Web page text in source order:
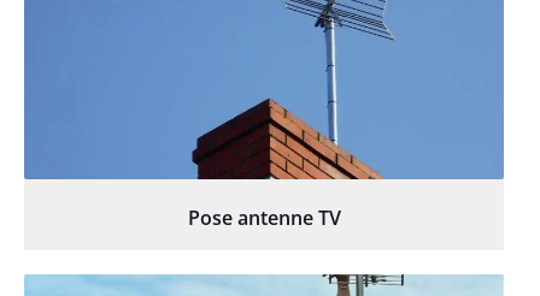
Pose antenne TV